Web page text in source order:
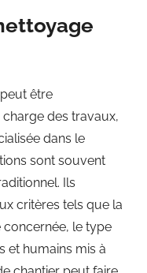
être
charge des travaux,
dans le
sont souvent
Ils
critères tels que la
le type
et humains mis à